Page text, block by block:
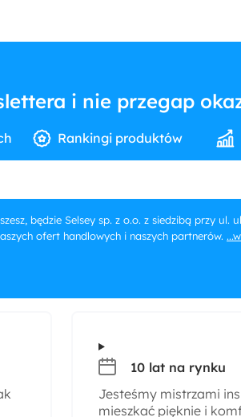
i nie przegap
Rankingi produktów
będzie Selsey sp. z o.o. z siedzibą przy ul.
ofert handlowych i naszych partnerów.
10 lat na rynku
Jesteśmy mistrzami
mieszkać pięknie i